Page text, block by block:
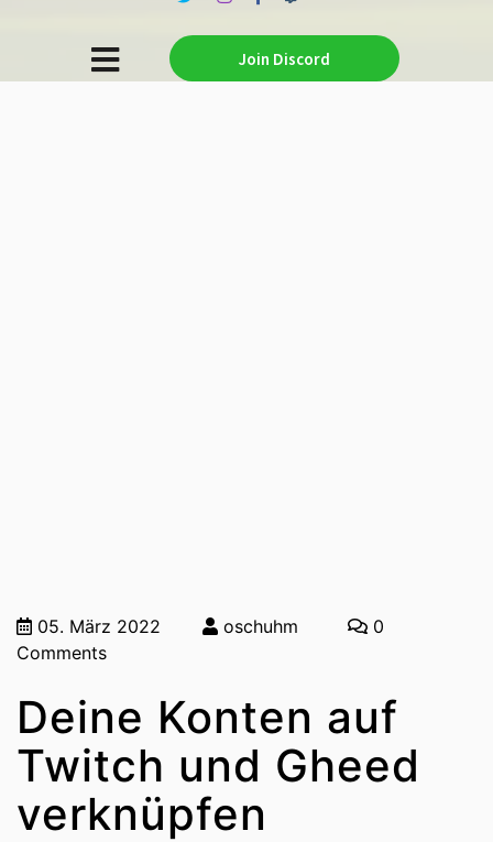
Join Discord
05. März 2022 oschuhm
0
Comments
Deine Konten auf
Twitch und Gheed
verknüpfen